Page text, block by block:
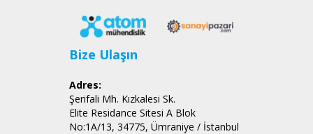
Bize Ulaşın
Adres:
Şerifali Mh. Kızkalesi Sk.
Elite Residance Sitesi A Blok
No:1A/13, 34775, Ümraniye / İstanbul